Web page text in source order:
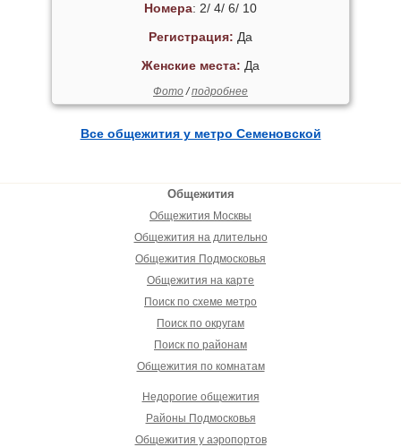
Номера: 2/ 4/ 6/ 10
Регистрация: Да
Женские места: Да
Фото/подробнее
Все общежития у метро Семеновской
Общежития
Общежития Москвы
Общежития на длительно
Общежития Подмосковья
Общежития на карте
Поиск по схеме метро
Поиск по округам
Поиск по районам
Общежития по комнатам
Недорогие общежития
Районы Подмосковья
Общежития у аэропортов